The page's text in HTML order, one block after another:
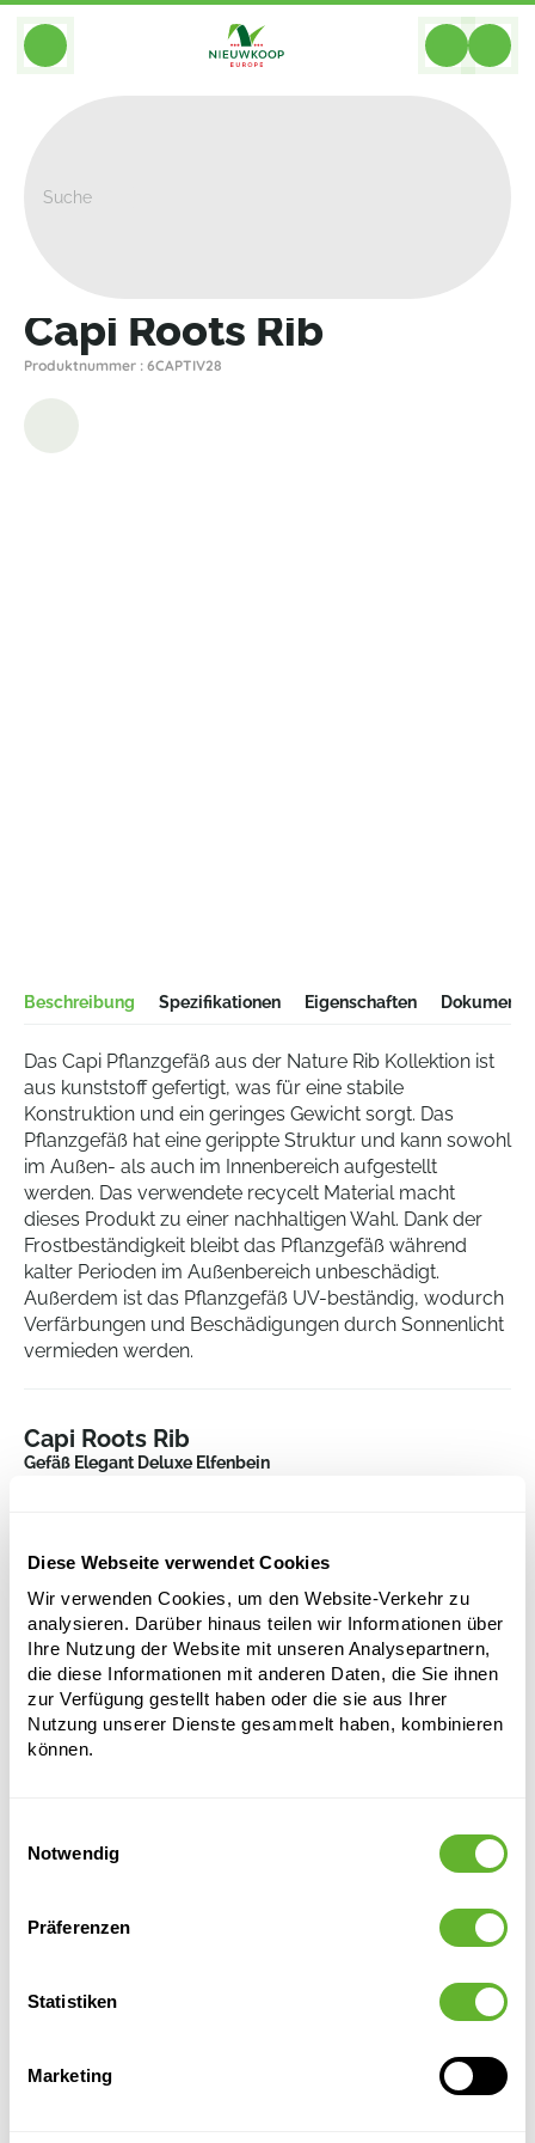
Diese Webseite verwendet Cookies
Wir verwenden Cookies, um den Website-Verkehr zu
analysieren. Darüber hinaus teilen wir Informationen über
Ihre Nutzung der Website mit unseren Analysepartnern,
die diese Informationen mit anderen Daten, die Sie ihnen
zur Verfügung gestellt haben oder die sie aus Ihrer
Nutzung unserer Dienste gesammelt haben, kombinieren
können.
Notwendig
Präferenzen
Statistiken
Marketing
BACK
Capi Roots Rib
Produktnummer : 6CAPTIV28
Beschreibung Spezifikationen Eigenschaften
Das Capi Pflanzgefäß aus der Nature Rib Kollektion ist
aus kunststoff gefertigt, was für eine stabile
Konstruktion und ein geringes Gewicht sorgt. Das
Pflanzgefäß hat eine gerippte Struktur und kann sowohl
im Außen- als auch im Innenbereich aufgestellt
werden. Das verwendete recycelt Material macht
dieses Produkt zu einer nachhaltigen Wahl. Dank der
Frostbeständigkeit bleibt das Pflanzgefäß während
kalter Perioden im Außenbereich unbeschädigt.
Außerdem ist das Pflanzgefäß UV-beständig, wodurch
Verfärbungen und Beschädigungen durch Sonnenlicht
vermieden werden.
Capi Roots Rib
Gefäß Elegant Deluxe Elfenbein
Durchmesser:
56
Öffnung:
40
Alternative Produkte